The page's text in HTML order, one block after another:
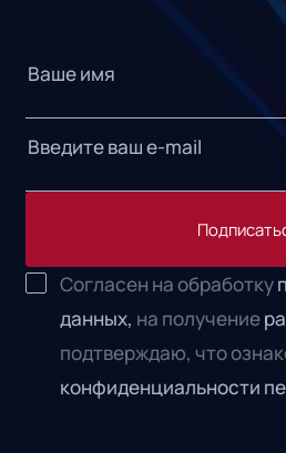
Согласен на обработку
данных, на получение
подтверждаю, что
конфиденциальности